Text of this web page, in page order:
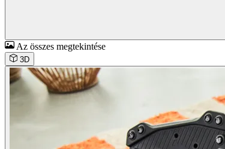
Az összes megtekintése
3D